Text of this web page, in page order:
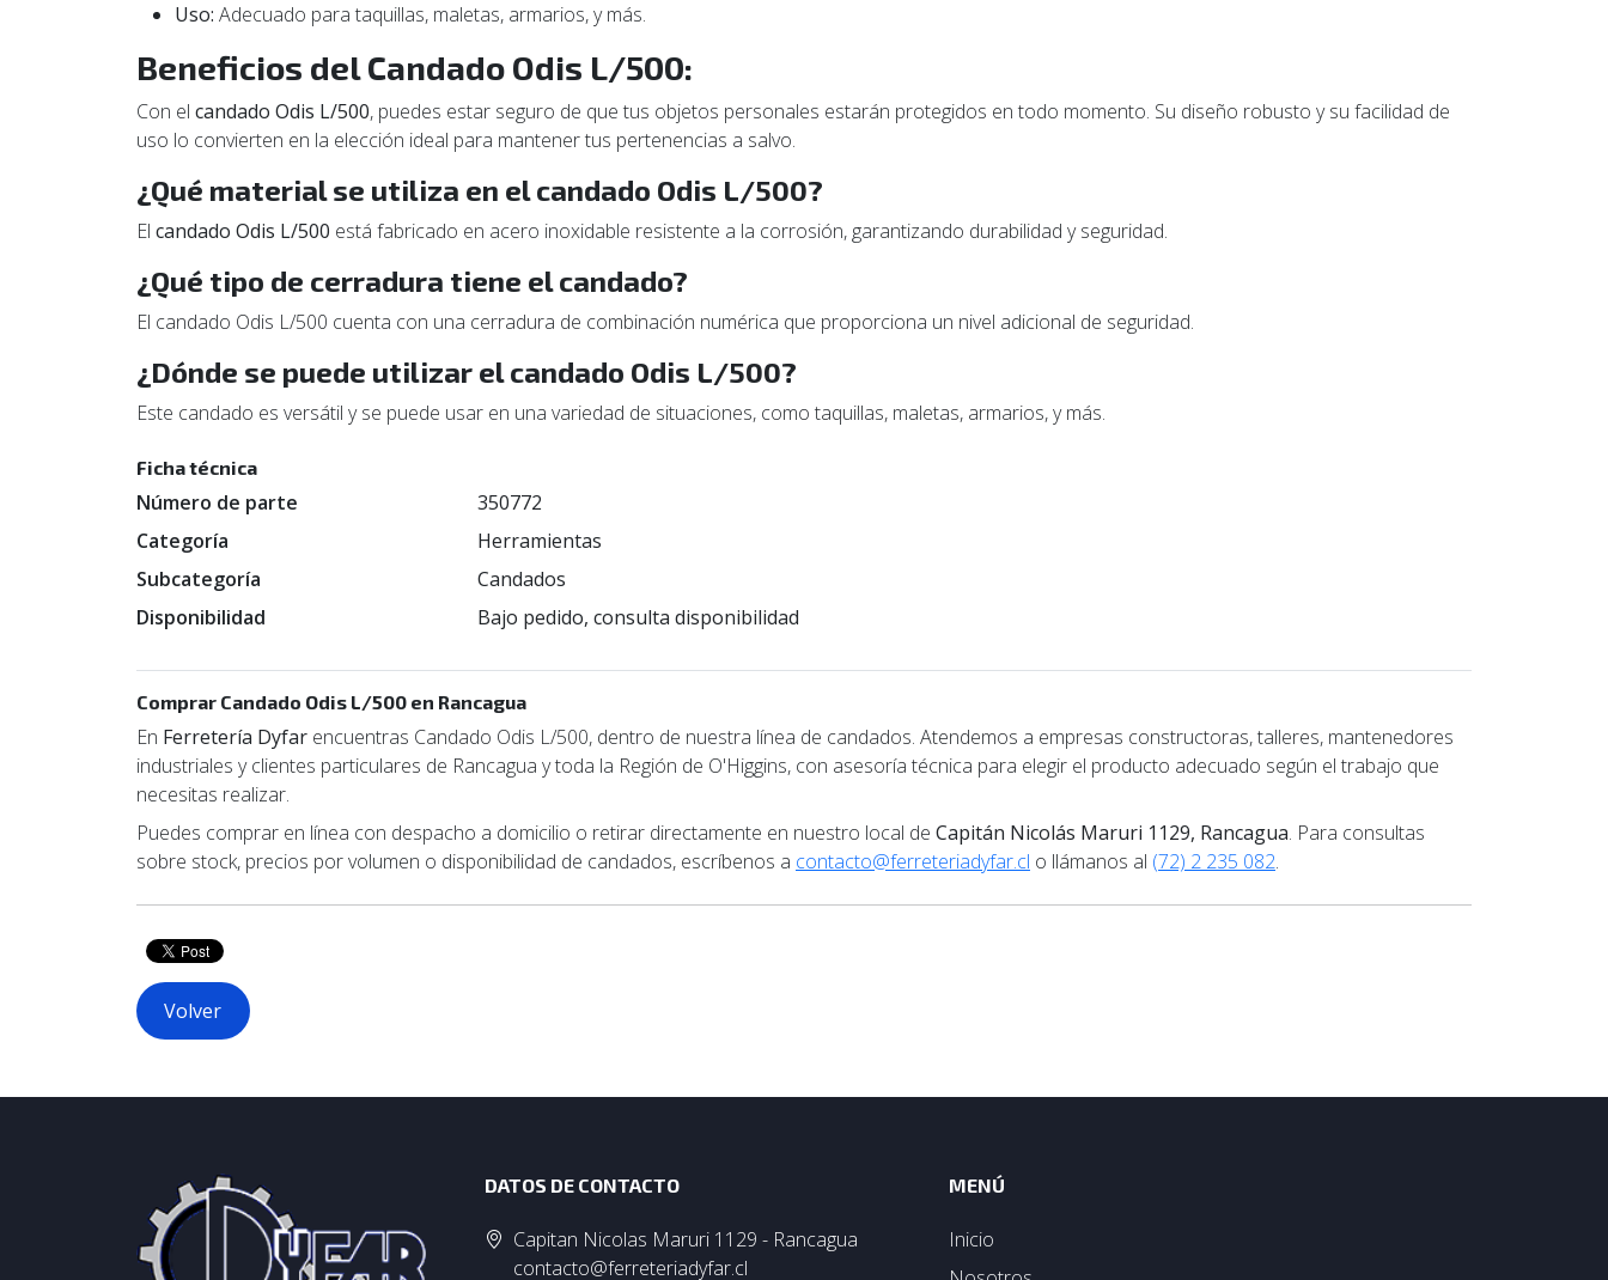
Uso: Adecuado para taquillas, maletas, armarios, y más.
Beneficios del Candado Odis L/500:
Con el candado Odis L/500, puedes estar seguro de que tus objetos personales estarán protegidos en todo momento. Su diseño robusto y su facilidad de
uso lo convierten en la elección ideal para mantener tus pertenencias a salvo.
¿Qué material se utiliza en el candado Odis L/500?
El candado Odis L/500 está fabricado en acero inoxidable resistente a la corrosión, garantizando durabilidad y seguridad.
¿Qué tipo de cerradura tiene el candado?
El candado Odis L/500 cuenta con una cerradura de combinación numérica que proporciona un nivel adicional de seguridad.
¿Dónde se puede utilizar el candado Odis L/500?
Este candado es versátil y se puede usar en una variedad de situaciones, como taquillas, maletas, armarios, y más.
Ficha técnica
Número de parte
350772
Categoría
Herramientas
Subcategoría
Candados
Disponibilidad
Bajo pedido, consulta disponibilidad
Comprar Candado Odis L/500 en Rancagua
En Ferretería Dyfar encuentras Candado Odis L/500, dentro de nuestra línea de candados. Atendemos a empresas constructoras, talleres, mantenedores
industriales y clientes particulares de Rancagua y toda la Región de O'Higgins, con asesoría técnica para elegir el producto adecuado según el trabajo que
necesitas realizar.
Puedes comprar en línea con despacho a domicilio o retirar directamente en nuestro local de Capitán Nicolás Maruri 1129, Rancagua. Para consultas
sobre stock, precios por volumen o disponibilidad de candados, escríbenos a contacto@ferreteriadyfar.cl o llámanos al (72) 2 235 082.
Volver
DATOS DE CONTACTO
Capitan Nicolas Maruri 1129 - Rancagua
contacto@ferreteriadyfar.cl
MENÚ
Inicio